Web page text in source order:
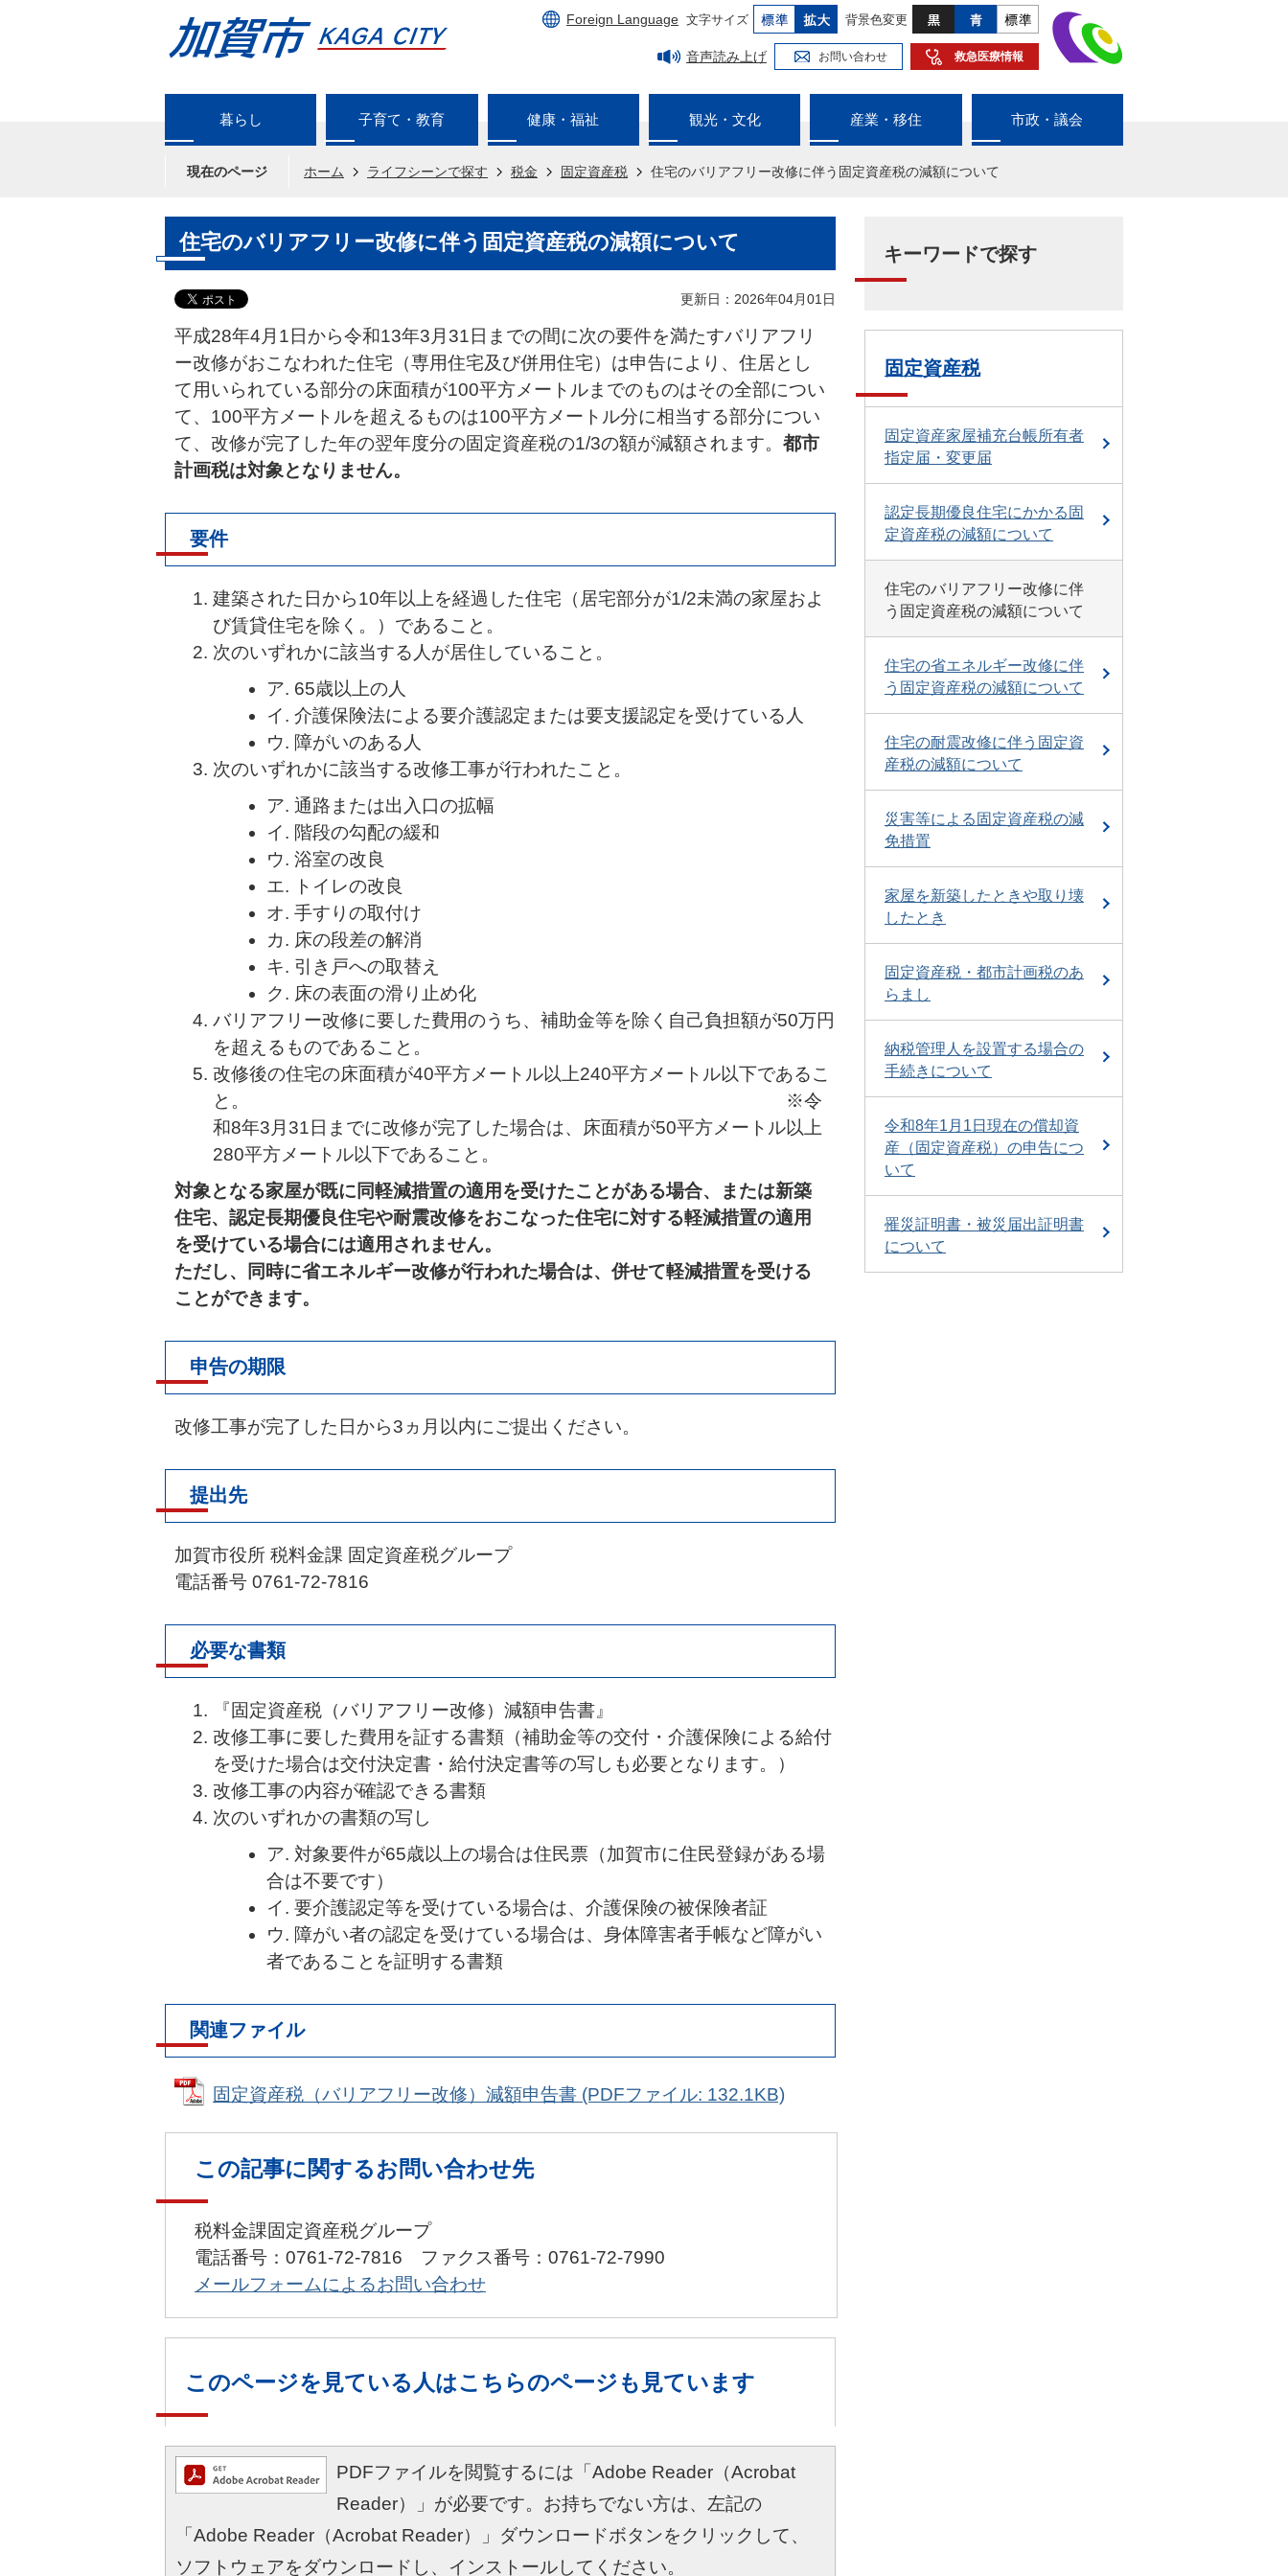
Foreign Language 文字サイズ 背景色変更
音声読み上げ お問い合わせ 救急医療情報
暮らし 子育て・教育 健康・福祉 観光・文化 産業・移住 市政・議会
現在のページ ホーム ライフシーンで探す 税金 固定資産税 住宅のバリアフリー改修に伴う固定資産税の減額について
住宅のバリアフリー改修に伴う固定資産税の減額について
更新日：2026年04月01日
平成28年4月1日から令和13年3月31日までの間に次の要件を満たすバリアフリ
ー改修がおこなわれた住宅（専用住宅及び併用住宅）は申告により、住居とし
て用いられている部分の床面積が100平方メートルまでのものはその全部につい
て、100平方メートルを超えるものは100平方メートル分に相当する部分につい
て、改修が完了した年の翌年度分の固定資産税の1/3の額が減額されます。 都市
計画税は対象となりません。
要件
建築された日から10年以上を経過した住宅（居宅部分が1/2未満の家屋およ
び賃貸住宅を除く。）であること。
次のいずれかに該当する人が居住していること。
ア. 65歳以上の人
イ. 介護保険法による要介護認定または要支援認定を受けている人
ウ. 障がいのある人
次のいずれかに該当する改修工事が行われたこと。
ア. 通路または出入口の拡幅
イ. 階段の勾配の緩和
ウ. 浴室の改良
エ. トイレの改良
オ. 手すりの取付け
カ. 床の段差の解消
キ. 引き戸への取替え
ク. 床の表面の滑り止め化
バリアフリー改修に要した費用のうち、補助金等を除く自己負担額が50万円
を超えるものであること。
改修後の住宅の床面積が40平方メートル以上240平方メートル以下であるこ
と。 ※令
和8年3月31日までに改修が完了した場合は、床面積が50平方メートル以上
280平方メートル以下であること。
対象となる家屋が既に同軽減措置の適用を受けたことがある場合、または新築
住宅、認定長期優良住宅や耐震改修をおこなった住宅に対する軽減措置の適用
を受けている場合には適用されません。
ただし、同時に省エネルギー改修が行われた場合は、併せて軽減措置を受ける
ことができます。
申告の期限
改修工事が完了した日から3ヵ月以内にご提出ください。
提出先
加賀市役所 税料金課 固定資産税グループ
電話番号 0761-72-7816
必要な書類
『固定資産税（バリアフリー改修）減額申告書』
改修工事に要した費用を証する書類（補助金等の交付・介護保険による給付
を受けた場合は交付決定書・給付決定書等の写しも必要となります。）
改修工事の内容が確認できる書類
次のいずれかの書類の写し
ア. 対象要件が65歳以上の場合は住民票（加賀市に住民登録がある場
合は不要です）
イ. 要介護認定等を受けている場合は、介護保険の被保険者証
ウ. 障がい者の認定を受けている場合は、身体障害者手帳など障がい
者であることを証明する書類
関連ファイル
固定資産税（バリアフリー改修）減額申告書 (PDFファイル: 132.1KB)
この記事に関するお問い合わせ先
税料金課固定資産税グループ
電話番号：0761-72-7816 ファクス番号：0761-72-7990
メールフォームによるお問い合わせ
このページを見ている人はこちらのページも見ています
PDFファイルを閲覧するには「Adobe Reader（Acrobat
Reader）」が必要です。お持ちでない方は、左記の
「Adobe Reader（Acrobat Reader）」ダウンロードボタンをクリックして、
ソフトウェアをダウンロードし、インストールしてください。
キーワードで探す
固定資産税
固定資産家屋補充台帳所有者
指定届・変更届
認定長期優良住宅にかかる固
定資産税の減額について
住宅のバリアフリー改修に伴
う固定資産税の減額について
住宅の省エネルギー改修に伴
う固定資産税の減額について
住宅の耐震改修に伴う固定資
産税の減額について
災害等による固定資産税の減
免措置
家屋を新築したときや取り壊
したとき
固定資産税・都市計画税のあ
らまし
納税管理人を設置する場合の
手続きについて
令和8年1月1日現在の償却資
産（固定資産税）の申告につ
いて
罹災証明書・被災届出証明書
について